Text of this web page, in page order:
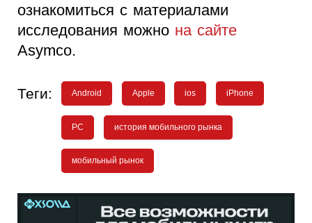
ознакомиться с материалами
исследования можно на сайте
Asymco.
Теги: Android Apple ios iPhone
PC история мобильного рынка
мобильный рынок